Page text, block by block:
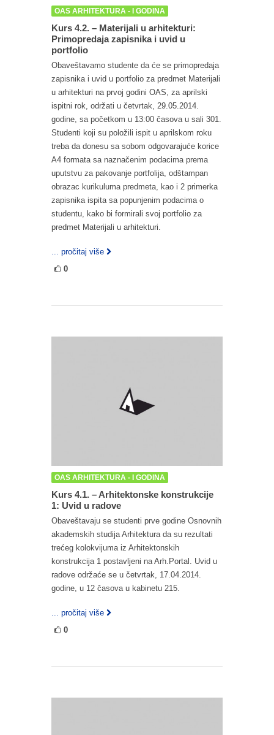
OAS ARHITEKTURA - I GODINA
Kurs 4.2. – Materijali u arhitekturi:
Primopredaja zapisnika i uvid u
portfolio
Obaveštavamo studente da će se primopredaja
zapisnika i uvid u portfolio za predmet Materijali
u arhitekturi na prvoj godini OAS, za aprilski
ispitni rok, održati u četvrtak, 29.05.2014.
godine, sa početkom u 13:00 časova u sali 301.
Studenti koji su položili ispit u aprilskom roku
treba da donesu sa sobom odgovarajuće korice
A4 formata sa naznačenim podacima prema
uputstvu za pakovanje portfolija, odštampan
obrazac kurikuluma predmeta, kao i 2 primerka
zapisnika ispita sa popunjenim podacima o
studentu, kako bi formirali svoj portfolio za
predmet Materijali u arhitekturi.
... pročitaj više
0
OAS ARHITEKTURA - I GODINA
Kurs 4.1. – Arhitektonske konstrukcije
1: Uvid u radove
Obaveštavaju se studenti prve godine Osnovnih
akademskih studija Arhitektura da su rezultati
trećeg kolokvijuma iz Arhitektonskih
konstrukcija 1 postavljeni na Arh.Portal. Uvid u
radove održaće se u četvrtak, 17.04.2014.
godine, u 12 časova u kabinetu 215.
... pročitaj više
0